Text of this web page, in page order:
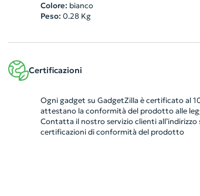
Colore: bianco
Peso: 0.28Kg
Certificazioni
Ogni gadget su GadgetZilla è certificato al
attestano la conformità del prodotto alle
Contatta il nostro servizio clienti all’indirizzo
certificazioni di conformità del prodotto